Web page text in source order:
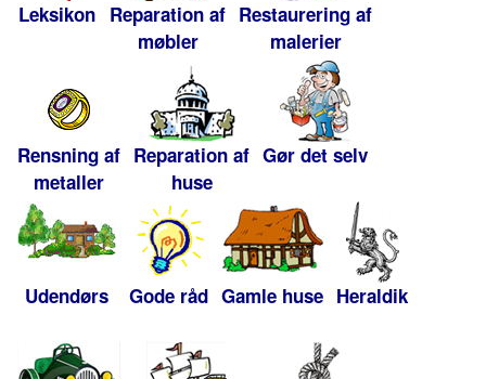
Leksikon Reparation af
møbler
Restaurering af
malerier
Rensning af
metaller
Reparation af
huse
Gør det selv
Udendørs Gode råd Gamle huse Heraldik